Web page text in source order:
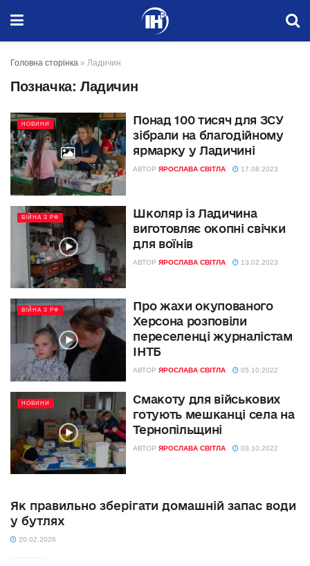
Головна сторінка » Ладичин
Позначка: Ладичин
НОВИНИ
Понад 100 тисяч для ЗСУ
зібрали на благодійному
ярмарку у Ладичині
АВТОР ЯРОСЛАВА СВІТЛА 17.08.2023
ВІЙНА З РФ
Школяр із Ладичина
виготовляє окопні свічки
для воїнів
АВТОР ЯРОСЛАВА СВІТЛА 13.02.2023
ВІЙНА З РФ
Про жахи окупованого
Херсона розповіли
переселенці журналістам
ІНТБ
АВТОР ЯРОСЛАВА СВІТЛА 05.10.2022
НОВИНИ
Смакоту для військових
готують мешканці села на
Тернопільщині
АВТОР ЯРОСЛАВА СВІТЛА 03.10.2022
Як правильно зберігати домашній запас води
у бутлях
20.02.2026